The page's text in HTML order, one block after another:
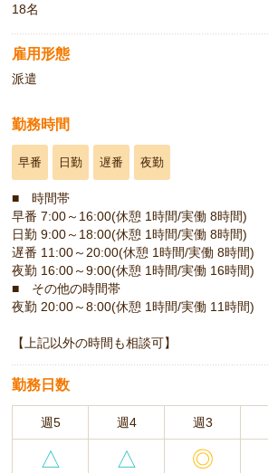
18名
雇用形態
派遣
勤務時間
早番 日勤 遅番 夜勤
■ 時間帯
早番 7:00～16:00(休憩 1時間/実働 8時間)
日勤 9:00～18:00(休憩 1時間/実働 8時間)
遅番 11:00～20:00(休憩 1時間/実働 8時間)
夜勤 16:00～9:00(休憩 1時間/実働 16時間)
■ その他の時間帯
夜勤 20:00～8:00(休憩 1時間/実働 11時間)
【上記以外の時間も相談可】
勤務日数
週5 週4 週3
△ △ ◎